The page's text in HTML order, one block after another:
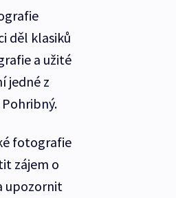
děl klasiků
a užité
jedné z
fotografie
zájem o
upozornit